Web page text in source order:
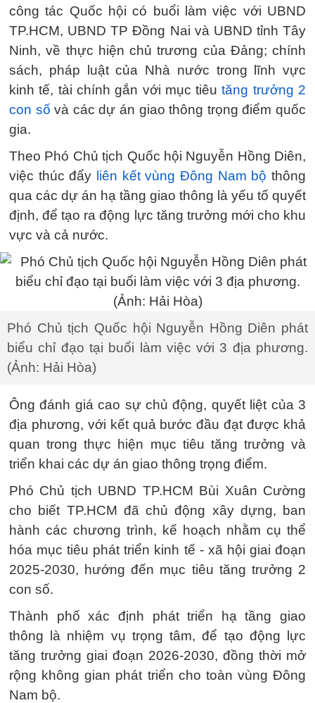
công tác Quốc hội có buổi làm việc với UBND
TP.HCM, UBND TP Đồng Nai và UBND tỉnh Tây
Ninh, về thực hiện chủ trương của Đảng; chính
sách, pháp luật của Nhà nước trong lĩnh vực
kinh tế, tài chính gắn với mục tiêutăng trưởng 2
con số và các dự án giao thông trọng điểm quốc
gia.
Theo Phó Chủ tịch Quốc hội Nguyễn Hồng Diên,
việc thúc đẩy liên kết vùng Đông Nam bộ thông
qua các dự án hạ tầng giao thông là yếu tố quyết
định, để tạo ra động lực tăng trưởng mới cho khu
vực và cả nước.
Phó Chủ tịch Quốc hội Nguyễn Hồng Diên phát
biểu chỉ đạo tại buổi làm việc với 3 địa phương.
(Ảnh: Hải Hòa)
Ông đánh giá cao sự chủ động, quyết liệt của 3
địa phương, với kết quả bước đầu đạt được khả
quan trong thực hiện mục tiêu tăng trưởng và
triển khai các dự án giao thông trọng điểm.
Phó Chủ tịch UBND TP.HCM Bùi Xuân Cường
cho biết TP.HCM đã chủ động xây dựng, ban
hành các chương trình, kế hoạch nhằm cụ thể
hóa mục tiêu phát triển kinh tế - xã hội giai đoạn
2025-2030, hướng đến mục tiêu tăng trưởng 2
con số.
Thành phố xác định phát triển hạ tầng giao
thông là nhiệm vụ trọng tâm, để tạo động lực
tăng trưởng giai đoạn 2026-2030, đồng thời mở
rộng không gian phát triển cho toàn vùng Đông
Nam bộ.